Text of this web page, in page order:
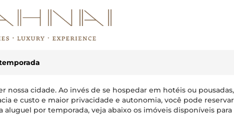
nossa cidade. Ao invés de se hospedar em hotéis ou
e custo e maior privacidade e autonomia, você pode
aluguel por temporada, veja abaixo os imóveis disponíveis para